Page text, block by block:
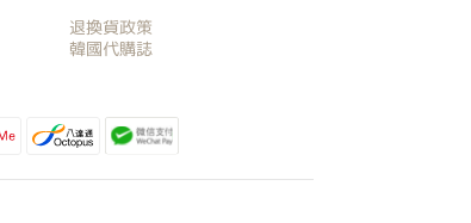
退換貨政策
韓國代購誌